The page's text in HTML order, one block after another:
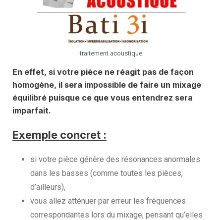
traitement acoustique
En effet, si votre pièce ne réagit pas de façon
homogène, il sera impossible de faire un mixage
équilibré puisque ce que vous entendrez sera
imparfait.
Exemple concret :
si votre pièce génère des résonances anormales
dans les basses (comme toutes les pièces,
d’ailleurs),
vous allez atténuer par erreur les fréquences
correspondantes lors du mixage, pensant qu’elles